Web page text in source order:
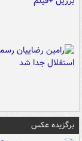
برگزیده عکس